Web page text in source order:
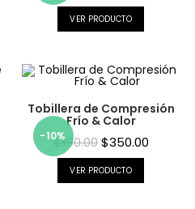
VER PRODUCTO
-10%
Tobillera de Compresión
Frío & Calor
$390.00 $350.00
VER PRODUCTO